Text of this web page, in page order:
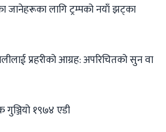
जानेहरूका लागि ट्रम्पको नयाँ झट्का
प्रहरीको आग्रह: अपरिचितको सुन वा
१९७४ एडी